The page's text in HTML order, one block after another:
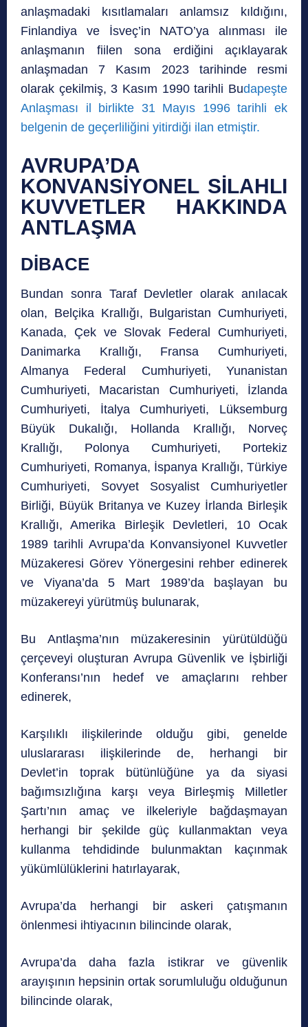
anlaşmadaki kısıtlamaları anlamsız kıldığını,
Finlandiya ve İsveç’in NATO’ya alınması ile
anlaşmanın fiilen sona erdiğini açıklayarak
anlaşmadan 7 Kasım 2023 tarihinde resmi
olarak çekilmiş, 3 Kasım 1990 tarihli Budapeşte
Anlaşması il birlikte 31 Mayıs 1996 tarihli ek
belgenin de geçerliliğini yitirdiği ilan etmiştir.
AVRUPA’DA
KONVANSİYONEL SİLAHLI
KUVVETLER HAKKINDA
ANTLAŞMA
DİBACE
Bundan sonra Taraf Devletler olarak anılacak
olan, Belçika Krallığı, Bulgaristan Cumhuriyeti,
Kanada, Çek ve Slovak Federal Cumhuriyeti,
Danimarka Krallığı, Fransa Cumhuriyeti,
Almanya Federal Cumhuriyeti, Yunanistan
Cumhuriyeti, Macaristan Cumhuriyeti, İzlanda
Cumhuriyeti, İtalya Cumhuriyeti, Lüksemburg
Büyük Dukalığı, Hollanda Krallığı, Norveç
Krallığı, Polonya Cumhuriyeti, Portekiz
Cumhuriyeti, Romanya, İspanya Krallığı, Türkiye
Cumhuriyeti, Sovyet Sosyalist Cumhuriyetler
Birliği, Büyük Britanya ve Kuzey İrlanda Birleşik
Krallığı, Amerika Birleşik Devletleri, 10 Ocak
1989 tarihli Avrupa’da Konvansiyonel Kuvvetler
Müzakeresi Görev Yönergesini rehber edinerek
ve Viyana’da 5 Mart 1989’da başlayan bu
müzakereyi yürütmüş bulunarak,
Bu Antlaşma’nın müzakeresinin yürütüldüğü
çerçeveyi oluşturan Avrupa Güvenlik ve İşbirliği
Konferansı’nın hedef ve amaçlarını rehber
edinerek,
Karşılıklı ilişkilerinde olduğu gibi, genelde
uluslararası ilişkilerinde de, herhangi bir
Devlet’in toprak bütünlüğüne ya da siyasi
bağımsızlığına karşı veya Birleşmiş Milletler
Şartı’nın amaç ve ilkeleriyle bağdaşmayan
herhangi bir şekilde güç kullanmaktan veya
kullanma tehdidinde bulunmaktan kaçınmak
yükümlülüklerini hatırlayarak,
Avrupa’da herhangi bir askeri çatışmanın
önlenmesi ihtiyacının bilincinde olarak,
Avrupa’da daha fazla istikrar ve güvenlik
arayışının hepsinin ortak sorumluluğu olduğunun
bilincinde olarak,